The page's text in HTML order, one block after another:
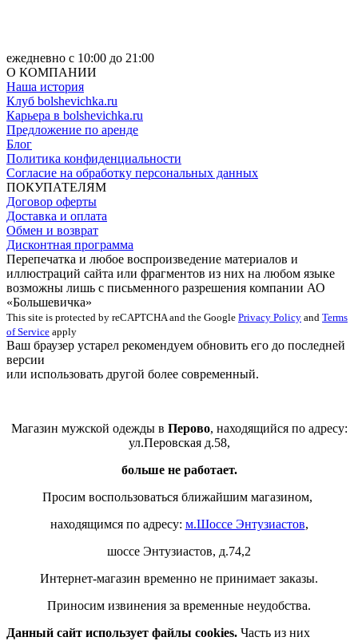
ежедневно с 10:00 до 21:00
О КОМПАНИИ
Наша история
Клуб bolshevichka.ru
Карьера в bolshevichka.ru
Предложение по аренде
Блог
Политика конфиденциальности
Согласие на обработку персональных данных
ПОКУПАТЕЛЯМ
Договор оферты
Доставка и оплата
Обмен и возврат
Дисконтная программа
Перепечатка и любое воспроизведение материалов и
иллюстраций сайта или фрагментов из них на любом языке
возможны лишь с письменного разрешения компании АО
«Большевичка»
This site is protected by reCAPTCHA and the Google Privacy Policy and Terms
of Service apply
Ваш браузер устарел рекомендуем обновить его до последней
версии
или использовать другой более современный.
Магазин мужской одежды в Перово, находящийся по адресу:
ул.Перовская д.58,
больше не работает.
Просим воспользоваться ближайшим магазином,
находящимся по адресу: м.Шоссе Энтузиастов,
шоссе Энтузиастов, д.74,2
Интернет-магазин временно не принимает заказы.
Приносим извинения за временные неудобства.
Данный сайт использует файлы cookies. Часть из них